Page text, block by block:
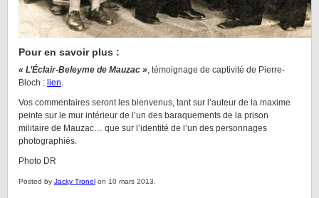
Pour en savoir plus :
« L’Éclair-Beleyme de Mauzac », témoignage de captivité de Pierre-
Bloch : lien.
Vos commentaires seront les bienvenus, tant sur l’auteur de la maxime
peinte sur le mur intérieur de l’un des baraquements de la prison
militaire de Mauzac… que sur l’identité de l’un des personnages
photographiés.
Photo DR
Posted by Jacky Tronel on 10 mars 2013.